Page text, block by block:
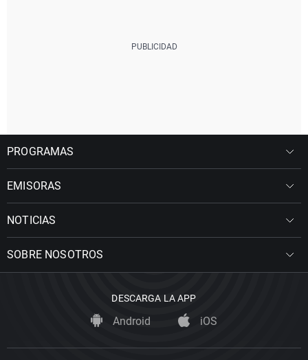
PROGRAMAS
EMISORAS
NOTICIAS
SOBRE NOSOTROS
DESCARGA LA APP
Android iOS